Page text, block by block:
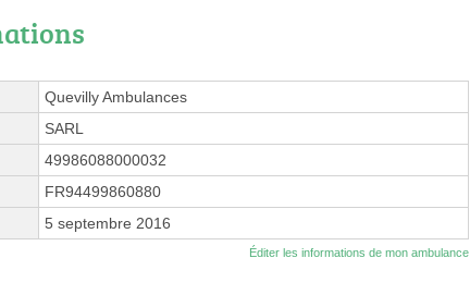
Quevilly Ambulances
SARL
49986088000032
FR94499860880
5 septembre 2016
Éditer les informations de mon ambulance